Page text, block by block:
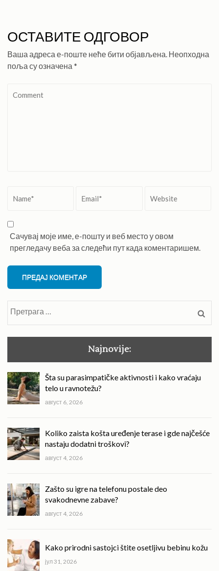
ОСТАВИТЕ ОДГОВОР
Ваша адреса е-поште неће бити објављена. Неопходна
поља су означена *
Сачувај моје име, е-пошту и веб место у овом
прегледачу веба за следећи пут када коментаришем.
Najnovije:
Šta su parasimpatičke aktivnosti i kako vraćaju
telo u ravnotežu?
август 6, 2026
Koliko zaista košta uređenje terase i gde najčešće
nastaju dodatni troškovi?
август 4, 2026
Zašto su igre na telefonu postale deo
svakodnevne zabave?
август 4, 2026
Kako prirodni sastojci štite osetljivu bebinu kožu
јул 31, 2026